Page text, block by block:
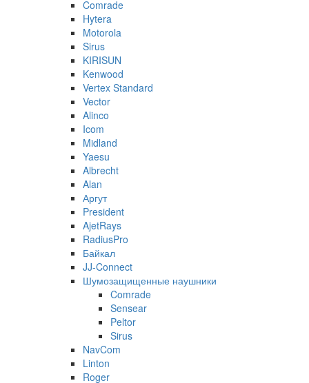
Comrade
Hytera
Motorola
Sirus
KIRISUN
Kenwood
Vertex Standard
Vector
Alinco
Icom
Midland
Yaesu
Albrecht
Alan
Аргут
President
AjetRays
RadiusPro
Байкал
JJ-Connect
Шумозащищенные наушники
Comrade
Sensear
Peltor
Sirus
NavCom
Linton
Roger